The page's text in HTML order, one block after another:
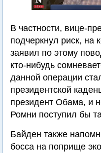
В частности, вице-
подчеркнул риск,
заявил по этому
кто-нибудь
данной операции
президентской
президент Обама, и
Ромни поступил бы
Байден также
босса на поприще